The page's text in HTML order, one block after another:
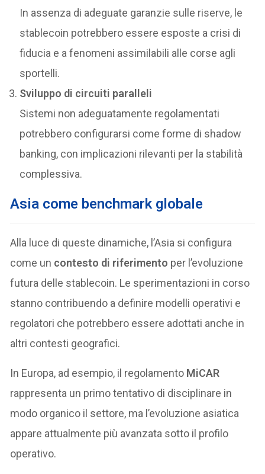
In assenza di adeguate garanzie sulle riserve, le
stablecoin potrebbero essere esposte a crisi di
fiducia e a fenomeni assimilabili alle corse agli
sportelli.
Sviluppo di circuiti paralleli
Sistemi non adeguatamente regolamentati
potrebbero configurarsi come forme di shadow
banking, con implicazioni rilevanti per la stabilità
complessiva.
Asia come benchmark globale
Alla luce di queste dinamiche, l’Asia si configura
come un contesto di riferimento per l’evoluzione
futura delle stablecoin. Le sperimentazioni in corso
stanno contribuendo a definire modelli operativi e
regolatori che potrebbero essere adottati anche in
altri contesti geografici.
In Europa, ad esempio, il regolamento MiCAR
rappresenta un primo tentativo di disciplinare in
modo organico il settore, ma l’evoluzione asiatica
appare attualmente più avanzata sotto il profilo
operativo.